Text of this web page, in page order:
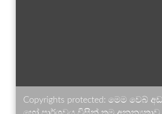
Copyrights protected: මෙම